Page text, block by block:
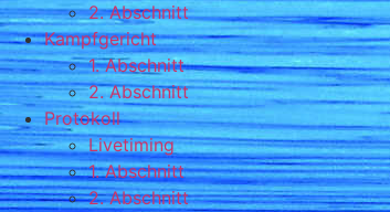
2. Abschnitt
Kampfgericht
1. Abschnitt
2. Abschnitt
Protokoll
Livetiming
1. Abschnitt
2. Abschnitt